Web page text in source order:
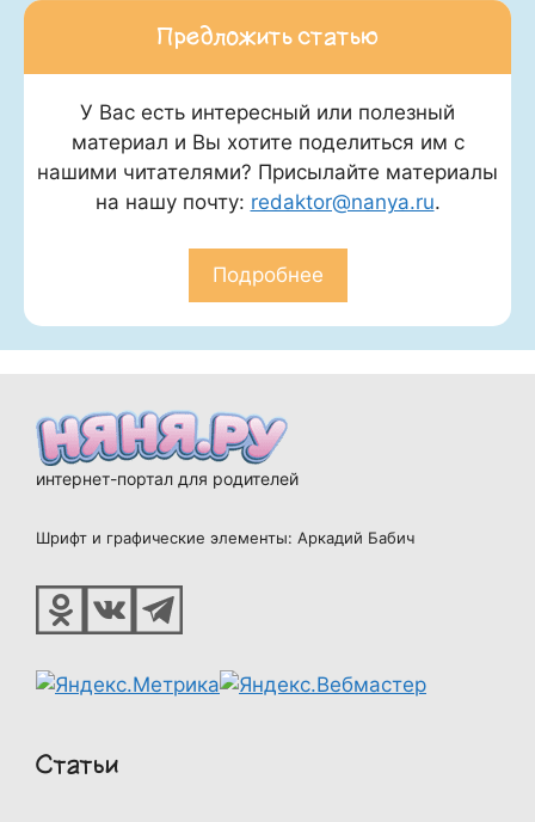
Предложить статью
У Вас есть интересный или полезный
материал и Вы хотите поделиться им с
нашими читателями? Присылайте материалы
на нашу почту: redaktor@nanya.ru.
Подробнее
интернет-портал для родителей
Шрифт и графические элементы: Аркадий Бабич
Статьи